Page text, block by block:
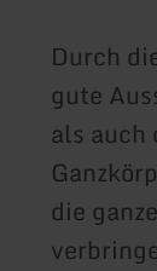
Durch
gute
als auch
die